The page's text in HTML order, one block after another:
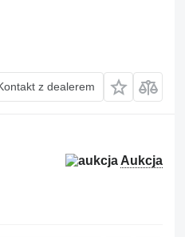
z dealerem
Aukcja